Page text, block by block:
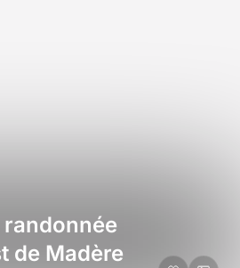
de Madère